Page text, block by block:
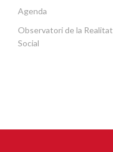
Agenda
Observatori de la Realitat
Social